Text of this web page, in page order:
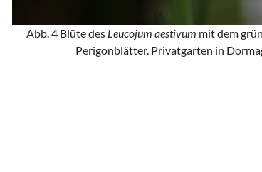
Abb. 4 Blüte des Leucojum aestivum mit dem
Perigonblätter. Privatgarten in